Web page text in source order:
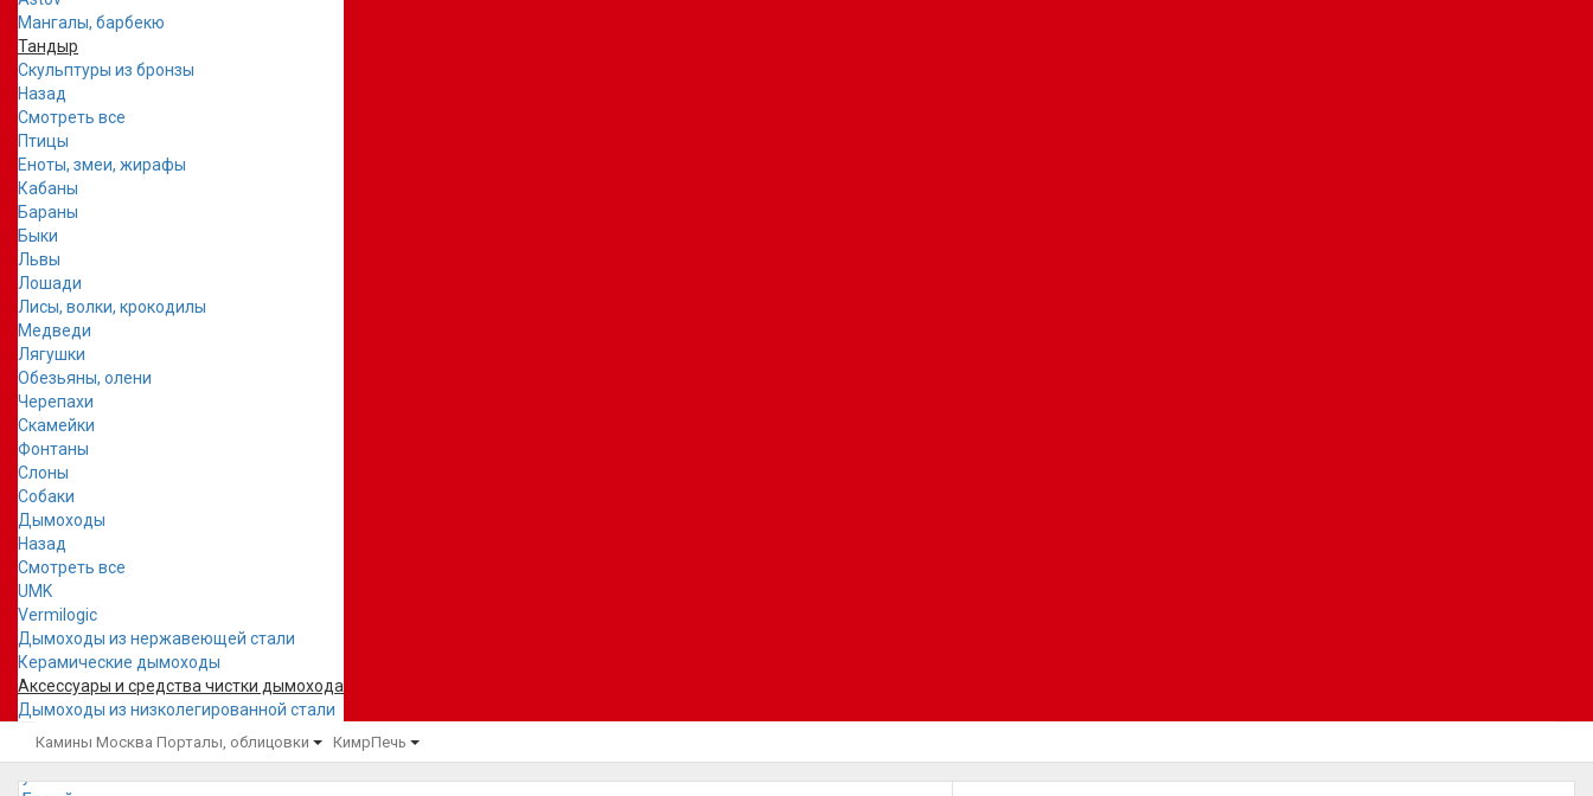
Мангалы, барбекю
Тандыр
Скульптуры из бронзы
Назад
Смотреть все
Птицы
Еноты, змеи, жирафы
Кабаны
Бараны
Быки
Львы
Лошади
Лисы, волки, крокодилы
Медведи
Лягушки
Обезьяны, олени
Черепахи
Скамейки
Фонтаны
Слоны
Собаки
Дымоходы
Назад
Смотреть все
UMK
Vermilogic
Дымоходы из нержавеющей стали
Керамические дымоходы
Аксессуары и средства чистки дымохода
Дымоходы из низколегированной стали
Камины Москва Порталы, облицовки КимрПечь